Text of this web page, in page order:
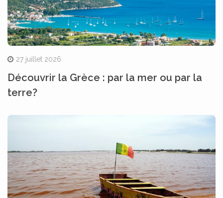
27 juillet 2026
Découvrir la Grèce : par la mer ou par la
terre?